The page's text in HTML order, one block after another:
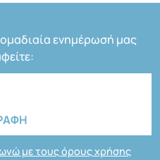
ενημέρωσή μας
με τους όρους χρήσης